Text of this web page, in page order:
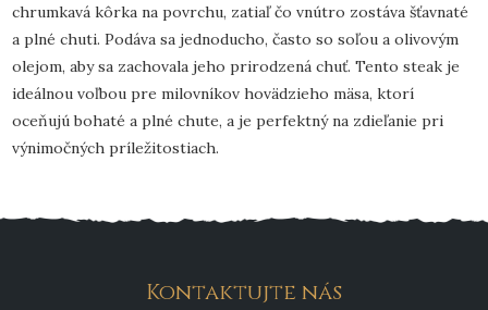
chrumkavá kôrka na povrchu, zatiaľ čo vnútro zostáva šťavnaté
a plné chuti. Podáva sa jednoducho, často so soľou a olivovým
olejom, aby sa zachovala jeho prirodzená chuť. Tento steak je
ideálnou voľbou pre milovníkov hovädzieho mäsa, ktorí
oceňujú bohaté a plné chute, a je perfektný na zdieľanie pri
výnimočných príležitostiach.
Kontaktujte nás